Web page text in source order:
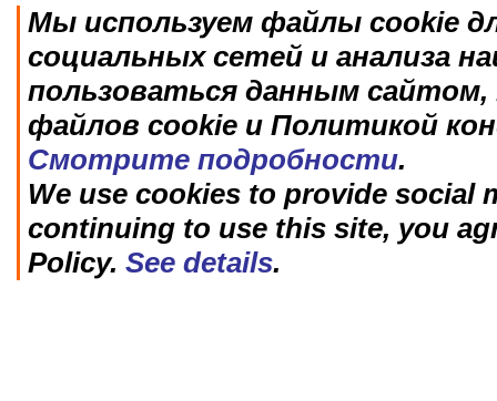
Мы используем файлы cookie
социальных сетей и анализа
пользоваться данным
файлов cookie и Политикой
Смотрите подробности.
We use cookies to provide social
continuing to use this site, you
Policy. See details.